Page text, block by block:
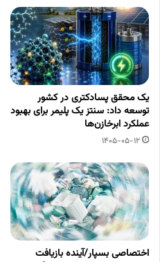
یک محقق پسادکتری در کشور
توسعه داد: سنتز یک پلیمر برای بهبود
عملکرد ابرخازن‌ها
1405-05-12
اختصاصی بسپار/آینده بازیافت